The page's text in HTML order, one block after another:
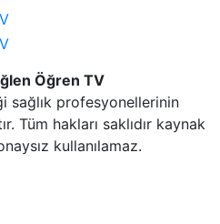
Öğren TV
sağlık profesyonellerinin
Tüm hakları saklıdır kaynak
kullanılamaz.